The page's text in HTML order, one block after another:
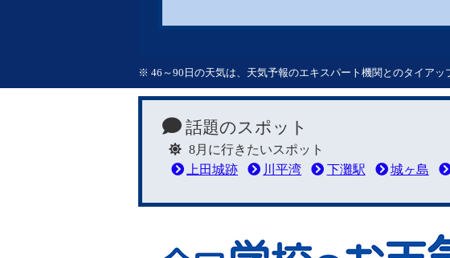
※ 46～90日の天気は、天気予報のエキスパート機関とのタイアッ
話題のスポット
8月に行きたいスポット
上田城跡
川平湾 下灘駅 城ヶ島